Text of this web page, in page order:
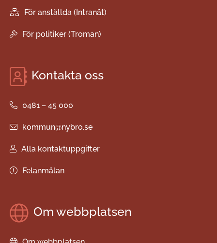
För anställda (Intranät)
För politiker (Troman)
Kontakta oss
0481 – 45 000
kommun@nybro.se
Alla kontaktuppgifter
Felanmälan
Om webbplatsen